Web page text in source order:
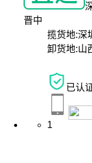
晋中
揽货地:深
卸货地:山
已认
1